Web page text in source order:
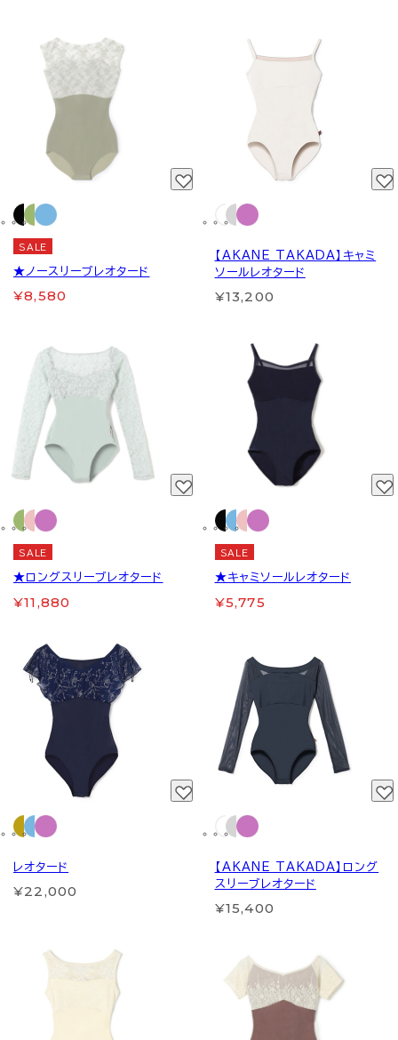
SALE
★ノースリーブレオタード
¥8,580
【AKANE TAKADA】キャミ
ソールレオタード
¥13,200
SALE
★ロングスリーブレオタード
¥11,880
SALE
★キャミソールレオタード
¥5,775
レオタード
¥22,000
【AKANE TAKADA】ロング
スリーブレオタード
¥15,400